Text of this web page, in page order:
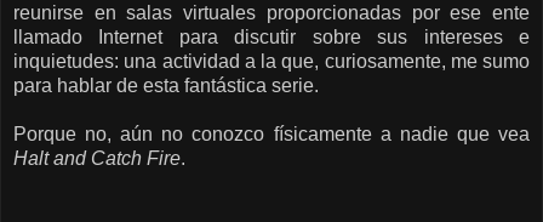
reunirse en salas virtuales proporcionadas por ese ente
llamado Internet para discutir sobre sus intereses e
inquietudes: una actividad a la que, curiosamente, me sumo
para hablar de esta fantástica serie.
Porque no, aún no conozco físicamente a nadie que vea
Halt and Catch Fire.